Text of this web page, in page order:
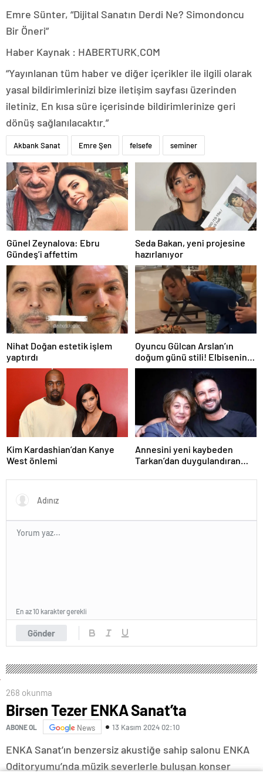
Emre Sünter, “Dijital Sanatın Derdi Ne? Simondoncu
Bir Öneri”
Haber Kaynak : HABERTURK.COM
“Yayınlanan tüm haber ve diğer içerikler ile ilgili olarak
yasal bildirimlerinizi bize iletişim sayfası üzerinden
iletiniz. En kısa süre içerisinde bildirimlerinize geri
dönüş sağlanılacaktır.”
Akbank Sanat Emre Şen felsefe seminer
Günel Zeynalova: Ebru
Gündeş’i affettim
Seda Bakan, yeni projesine
hazırlanıyor
Nihat Doğan estetik işlem
yaptırdı
Oyuncu Gülcan Arslan’ın
doğum günü stili! Elbisenin
düğmelerini kapatmadı
Kim Kardashian’dan Kanye
West önlemi
Annesini yeni kaybeden
Tarkan’dan duygulandıran
yaşananları ilk kez anlattı
Gönder
En az 10 karakter gerekli
268 okunma
Birsen Tezer ENKA Sanat’ta
ABONE OL News 13 Kasım 2024 02:10
ENKA Sanat’ın benzersiz akustiğe sahip salonu ENKA
Oditoryumu’nda müzik severlerle buluşan konser